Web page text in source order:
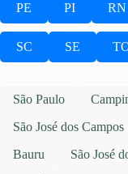
PE PI RN
SC SE
São Paulo
São José dos Campos
Bauru
São José